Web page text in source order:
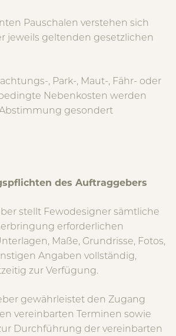
Pauschalen verstehen sich
jeweils geltenden gesetzlichen
, Park-, Maut-, Fähr- oder
Nebenkosten werden
gesondert
des Auftraggebers
stellt Fewodesigner sämtliche
erforderlichen
Maße, Grundrisse, Fotos,
Angaben vollständig,
zur Verfügung.
gewährleistet den Zugang
vereinbarten Terminen sowie
Durchführung der vereinbarten